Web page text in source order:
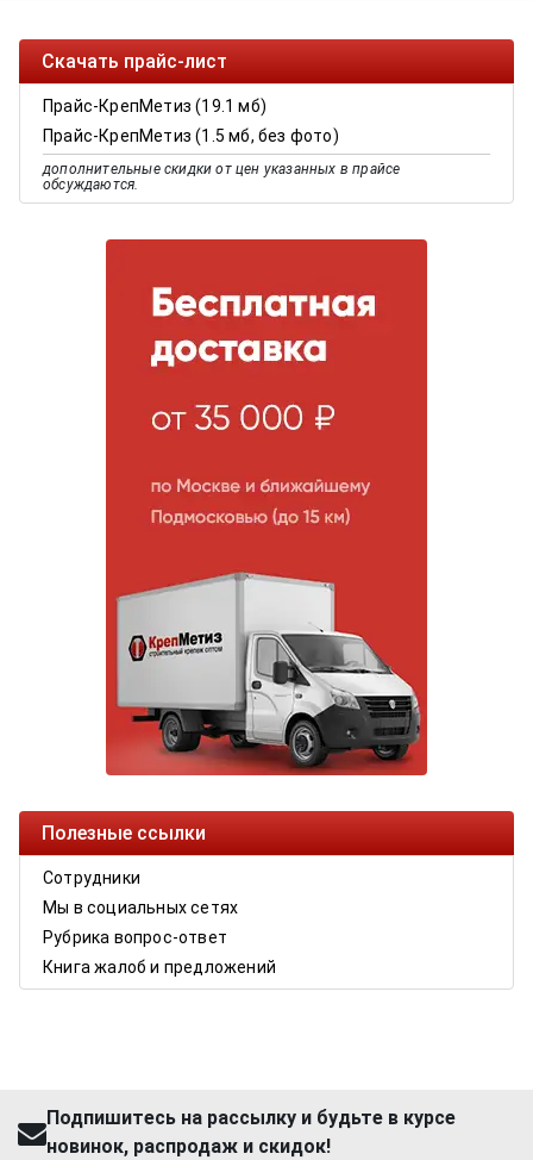
Скачать прайс-лист
Прайс-КрепМетиз (19.1 мб)
Прайс-КрепМетиз (1.5 мб, без фото)
дополнительные скидки от цен указанных в прайсе
обсуждаются.
Полезные ссылки
Сотрудники
Мы в социальных сетях
Рубрика вопрос-ответ
Книга жалоб и предложений
Подпишитесь на рассылку и будьте в курсе
новинок, распродаж и скидок!